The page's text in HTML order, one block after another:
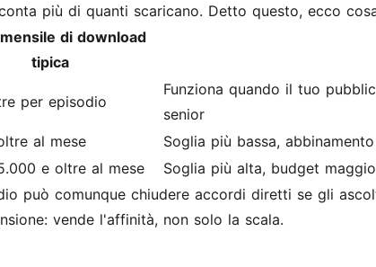
più di quanti scaricano. Detto questo, ecco
di download
tipica
per episodio
Funziona quando il tuo
senior
al mese
Soglia più bassa,
e oltre al mese
Soglia più alta, budget
può comunque chiudere accordi diretti se gli
vende l'affinità, non solo la scala.